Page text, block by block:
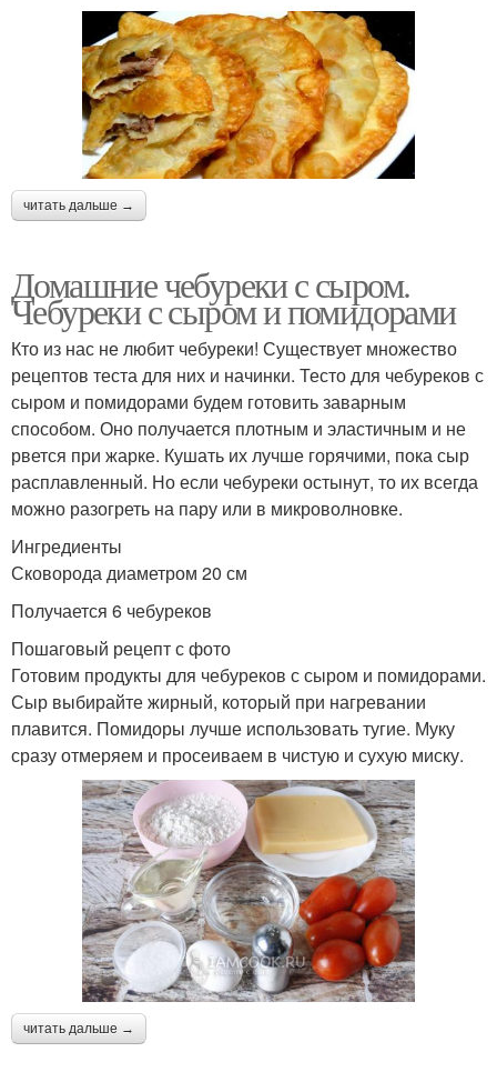
читать дальше →
Домашние чебуреки с сыром.
Чебуреки с сыром и помидорами
Кто из нас не любит чебуреки! Существует множество
рецептов теста для них и начинки. Тесто для чебуреков с
сыром и помидорами будем готовить заварным
способом. Оно получается плотным и эластичным и не
рвется при жарке. Кушать их лучше горячими, пока сыр
расплавленный. Но если чебуреки остынут, то их всегда
можно разогреть на пару или в микроволновке.
Ингредиенты
Сковорода диаметром 20 см
Получается 6 чебуреков
Пошаговый рецепт с фото
Готовим продукты для чебуреков с сыром и помидорами.
Сыр выбирайте жирный, который при нагревании
плавится. Помидоры лучше использовать тугие. Муку
сразу отмеряем и просеиваем в чистую и сухую миску.
читать дальше →